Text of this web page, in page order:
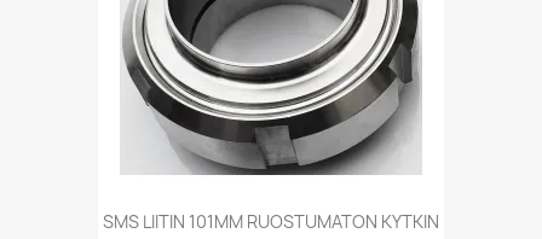
SMS LIITIN 101MM RUOSTUMATON KYTKIN